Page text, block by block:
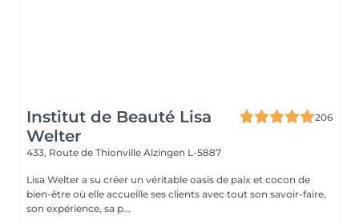
Institut de Beauté Lisa
Welter
206
433, Route de Thionville Alzingen L-5887
Lisa Welter a su créer un véritable oasis de paix et cocon de
bien-être où elle accueille ses clients avec tout son savoir-faire,
son expérience, sa p...